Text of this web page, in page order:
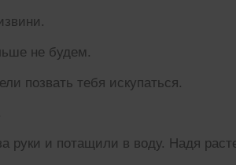
будем.
тебя искупаться.
руки и потащили в воду. Надя